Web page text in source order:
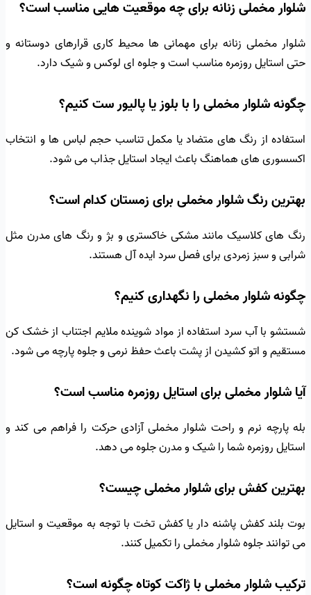
شلوار مخملی زنانه برای چه موقعیت هایی مناسب است؟
شلوار مخملی زنانه برای مهمانی ها محیط کاری قرارهای دوستانه و
حتی استایل روزمره مناسب است و جلوه ای لوکس و شیک دارد.
چگونه شلوار مخملی را با بلوز یا پالیور ست کنیم؟
استفاده از رنگ های متضاد یا مکمل تناسب حجم لباس ها و انتخاب
اکسسوری های هماهنگ باعث ایجاد استایل جذاب می شود.
بهترین رنگ شلوار مخملی برای زمستان کدام است؟
رنگ های کلاسیک مانند مشکی خاکستری و بژ و رنگ های مدرن مثل
شرابی و سبز زمردی برای فصل سرد ایده آل هستند.
چگونه شلوار مخملی را نگهداری کنیم؟
شستشو با آب سرد استفاده از مواد شوینده ملایم اجتناب از خشک کن
مستقیم و اتو کشیدن از پشت باعث حفظ نرمی و جلوه پارچه می شود.
آیا شلوار مخملی برای استایل روزمره مناسب است؟
بله پارچه نرم و راحت شلوار مخملی آزادی حرکت را فراهم می کند و
استایل روزمره شما را شیک و مدرن جلوه می دهد.
بهترین کفش برای شلوار مخملی چیست؟
بوت بلند کفش پاشنه دار یا کفش تخت با توجه به موقعیت و استایل
می توانند جلوه شلوار مخملی را تکمیل کنند.
ترکیب شلوار مخملی با ژاکت کوتاه چگونه است؟